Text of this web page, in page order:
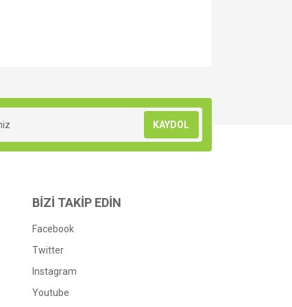
KAYDOL
BİZİ TAKİP EDİN
Facebook
Twitter
Instagram
Youtube